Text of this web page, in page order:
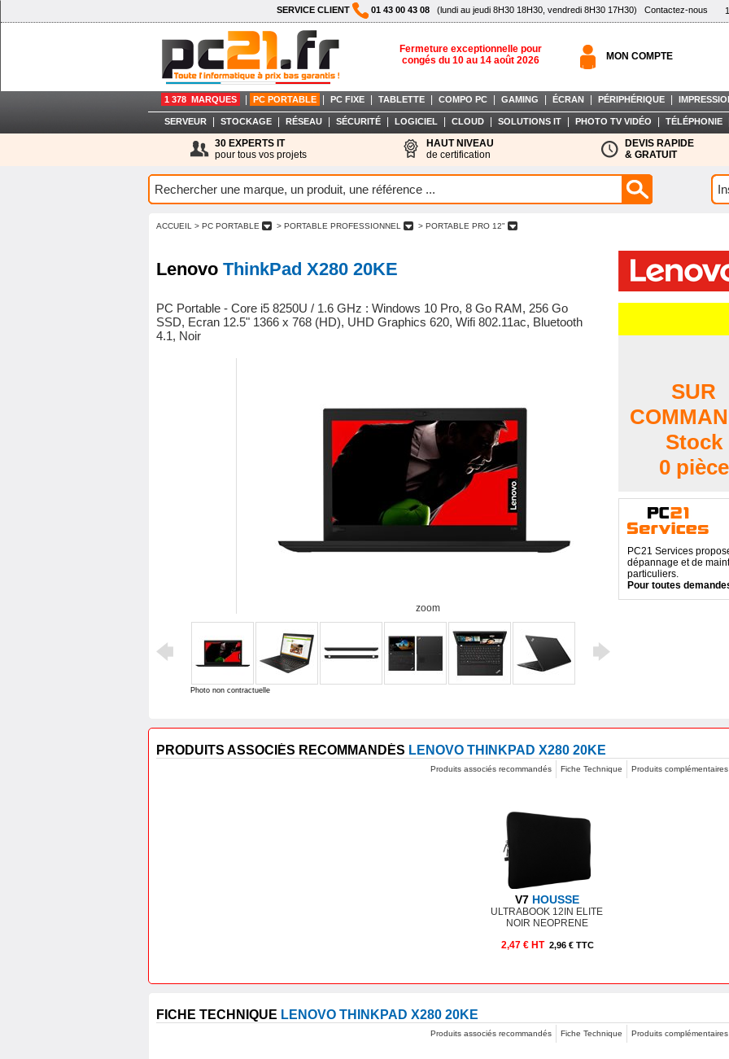
SERVICE CLIENT 01 43 00 43 08 (lundi au jeudi 8H30 18H30, vendredi 8H30 17H30) Contactez-nous
Fermeture exceptionnelle pour
congés du 10 au 14 août 2026
MON COMPTE
1 378 MARQUES PC PORTABLE PC FIXE TABLETTE COMPO PC GAMING ÉCRAN PÉRIPHÉRIQUE
SERVEUR STOCKAGE RÉSEAU SÉCURITÉ LOGICIEL CLOUD SOLUTIONS IT PHOTO TV VIDÉO TÉLÉPHONIE
30 EXPERTS IT
pour tous vos projets
HAUT NIVEAU
de certification
DEVIS RAPIDE
& GRATUIT
ACCUEIL > PC PORTABLE > PORTABLE PROFESSIONNEL > PORTABLE PRO 12"
Lenovo ThinkPad X280 20KE
PC Portable - Core i5 8250U / 1.6 GHz : Windows 10 Pro, 8 Go RAM, 256 Go
SSD, Ecran 12.5" 1366 x 768 (HD), UHD Graphics 620, Wifi 802.11ac, Bluetooth
4.1, Noir
zoom
Photo non contractuelle
SUR
Stock
0 pièce
PC21 Services
dépannage et de
particuliers.
Pour toutes
PRODUITS ASSOCIÉS RECOMMANDÉS LENOVO THINKPAD X280 20KE
Produits associés recommandés Fiche Technique Produits complémentaires
V7HOUSSE
ULTRABOOK 12IN ELITE
NOIR NEOPRENE
2,47 € HT 2,96 € TTC
FICHE TECHNIQUE LENOVO THINKPAD X280 20KE
Produits associés recommandés Fiche Technique Produits complémentaires